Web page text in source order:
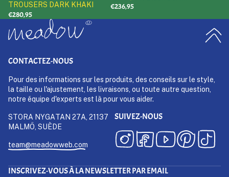
TROUSERS DARK KHAKI
€280,95
€236,95
CONTACTEZ-NOUS
Pour des informations sur les produits, des conseils sur le style,
la taille ou l'ajustement, les livraisons, ou toute autre question,
notre équipe d'experts est là pour vous aider.
STORA NYGATAN 27A, 21137
MALMÖ, SUÈDE
team@meadowweb.com
SUIVEZ-NOUS
INSCRIVEZ-VOUS À LA NEWSLETTER PAR EMAIL